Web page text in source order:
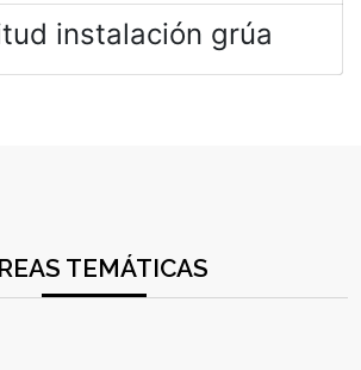
instalación grúa
TEMÁTICAS